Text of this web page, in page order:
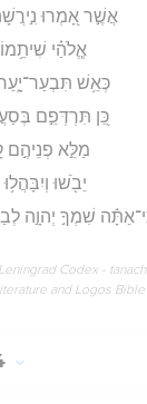
אֲשֶׁ֣ר אָ֭מְרוּ
אֱ‍ֽלֹהַ֗י שִׁיתֵ֥מוֹ
כְּאֵ֥שׁ
כֵּ֭ן תִּרְדְּפֵ֣ם
מַלֵּ֣א פְנֵיהֶ֣ם
יֵבֹ֖שׁוּ וְיִבָּהֲל֥וּ
שִׁמְךָ֣ יְהוָ֣ה
Codex -
and Logos